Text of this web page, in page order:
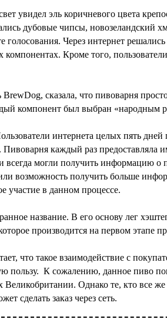
увидел эль коричневого цвета
дубовые чипсы, новозеландский
голосования. Через интернет
компонентах. Кроме того,
сказала, что пивоварня
компонент был выбран «народным
интернета целых пять
каждый раз предоставляла
всегда могли получить информацию
возможность получить больше
участие в данном процессе.
название. В его основу лег
производится на первом этапе
что такое взаимодействие с
пользу. К сожалению, данное пиво
Великобритании. Однако те, кто все
сделать заказ через сеть.